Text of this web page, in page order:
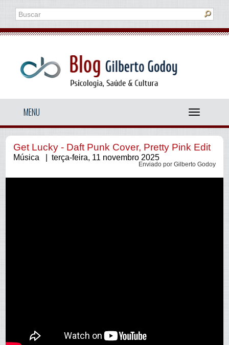
Menu
MENU
Get Lucky - Daft Punk Cover, Pretty Pink Edit
Música | terça-feira, 11 novembro 2025
Enviado por Gilberto Godoy